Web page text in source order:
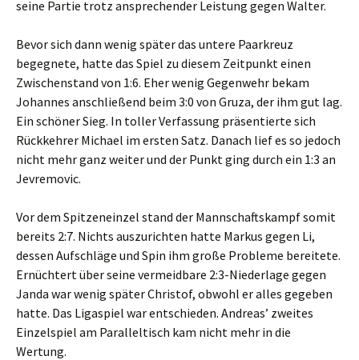
seine Partie trotz ansprechender Leistung gegen Walter.
Bevor sich dann wenig später das untere Paarkreuz
begegnete, hatte das Spiel zu diesem Zeitpunkt einen
Zwischenstand von 1:6. Eher wenig Gegenwehr bekam
Johannes anschließend beim 3:0 von Gruza, der ihm gut lag.
Ein schöner Sieg. In toller Verfassung präsentierte sich
Rückkehrer Michael im ersten Satz. Danach lief es so jedoch
nicht mehr ganz weiter und der Punkt ging durch ein 1:3 an
Jevremovic.
Vor dem Spitzeneinzel stand der Mannschaftskampf somit
bereits 2:7. Nichts auszurichten hatte Markus gegen Li,
dessen Aufschläge und Spin ihm große Probleme bereitete.
Ernüchtert über seine vermeidbare 2:3-Niederlage gegen
Janda war wenig später Christof, obwohl er alles gegeben
hatte. Das Ligaspiel war entschieden. Andreas’ zweites
Einzelspiel am Paralleltisch kam nicht mehr in die
Wertung.